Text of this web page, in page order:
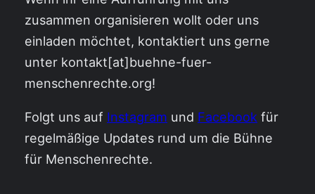
zusammen organisieren wollt oder uns
einladen möchtet, kontaktiert uns gerne
unter kontakt[at]buehne-fuer-
menschenrechte.org!
Folgt uns auf Instagram und Facebook für
regelmäßige Updates rund um die Bühne
für Menschenrechte.